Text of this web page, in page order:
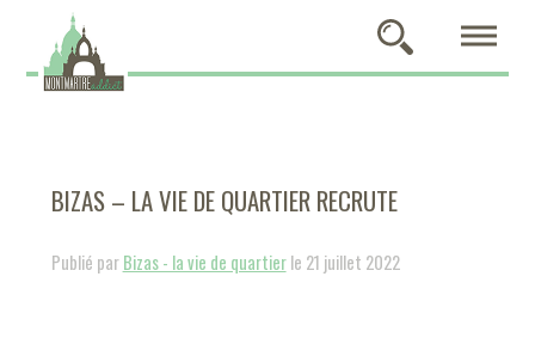
BIZAS – LA VIE DE QUARTIER RECRUTE
Publié parBizas - la vie de quartierle 21 juillet 2022